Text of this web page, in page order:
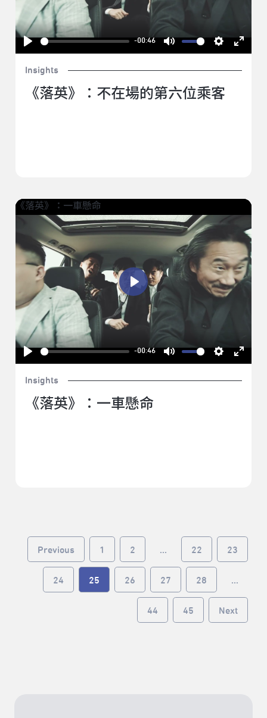
Play
-00:46
Mute Settings
Enter
Insights
《落英》：不在場的第六位乘客
Play
-00:46
Mute Settings
Enter
Play
《落英》：一車懸命
Insights
《落英》：一車懸命
Previous 1 2 ... 22 23
24 25 26 27 28 ...
44 45 Next